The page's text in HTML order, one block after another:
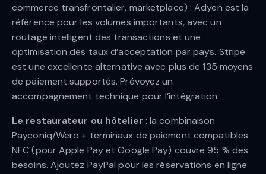
commerce transfrontalier, marketplace) : Adyen est la
référence pour les volumes importants, avec un
routage intelligent des transactions et une
optimisation des taux d’acceptation par pays. Stripe
est une excellente alternative avec plus de 135 moyens
de paiement supportés. Prévoyez un
accompagnement technique pour l’intégration.
Le restaurateur ou hôtelier : la combinaison
Payconiq/Wero + terminaux de paiement compatibles
NFC (pour Apple Pay et Google Pay) couvre 95 % des
besoins. Ajoutez PayPal pour les réservations en ligne